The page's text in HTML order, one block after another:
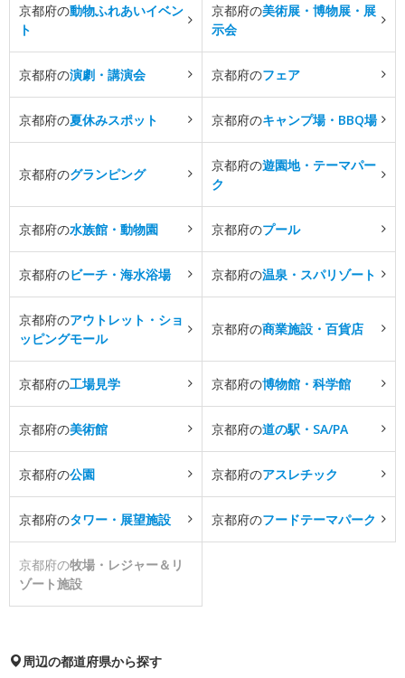
京都府の動物ふれあいイベン
ト
京都府の美術展・博物展・展
示会
京都府の演劇・講演会 京都府のフェア
京都府の夏休みスポット 京都府のキャンプ場・BBQ場
京都府のグランピング
京都府の遊園地・テーマパー
ク
京都府の水族館・動物園 京都府のプール
京都府のビーチ・海水浴場 京都府の温泉・スパリゾート
京都府のアウトレット・ショ
ッピングモール
京都府の商業施設・百貨店
京都府の工場見学 京都府の博物館・科学館
京都府の美術館 京都府の道の駅・SA/PA
京都府の公園 京都府のアスレチック
京都府のタワー・展望施設 京都府のフードテーマパーク
京都府の牧場・レジャー＆リ
ゾート施設
周辺の都道府県から探す